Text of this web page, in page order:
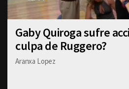
Gaby Quiroga sufre
culpa de Ruggero?
Aranxa Lopez